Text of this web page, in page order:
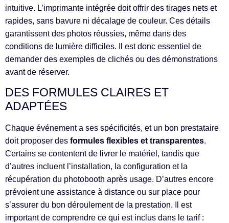
intuitive. L’imprimante intégrée doit offrir des tirages nets et
rapides, sans bavure ni décalage de couleur. Ces détails
garantissent des photos réussies, même dans des
conditions de lumière difficiles. Il est donc essentiel de
demander des exemples de clichés ou des démonstrations
avant de réserver.
DES FORMULES CLAIRES ET
ADAPTÉES
Chaque événement a ses spécificités, et un bon prestataire
doit proposer des formules flexibles et transparentes.
Certains se contentent de livrer le matériel, tandis que
d’autres incluent l’installation, la configuration et la
récupération du photobooth après usage. D’autres encore
prévoient une assistance à distance ou sur place pour
s’assurer du bon déroulement de la prestation. Il est
important de comprendre ce qui est inclus dans le tarif :